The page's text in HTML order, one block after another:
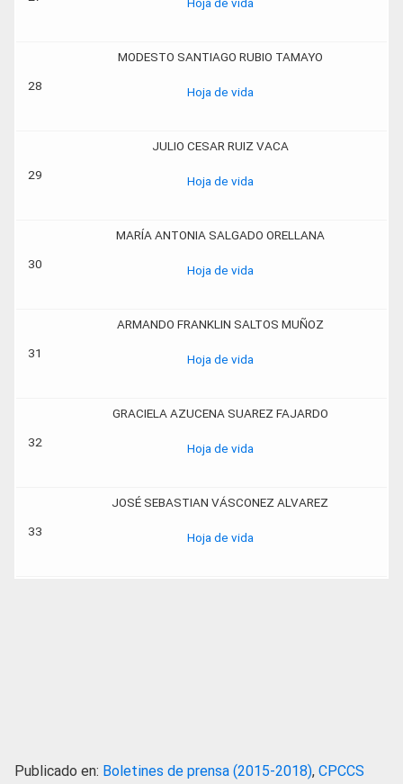
Hoja de vida
28
MODESTO SANTIAGO RUBIO TAMAYO
Hoja de vida
29
JULIO CESAR RUIZ VACA
Hoja de vida
30
MARÍA ANTONIA SALGADO ORELLANA
Hoja de vida
31
ARMANDO FRANKLIN SALTOS MUÑOZ
Hoja de vida
32
GRACIELA AZUCENA SUAREZ FAJARDO
Hoja de vida
33
JOSÉ SEBASTIAN VÁSCONEZ ALVAREZ
Hoja de vida
Publicado en: Boletines de prensa (2015-2018), CPCCS